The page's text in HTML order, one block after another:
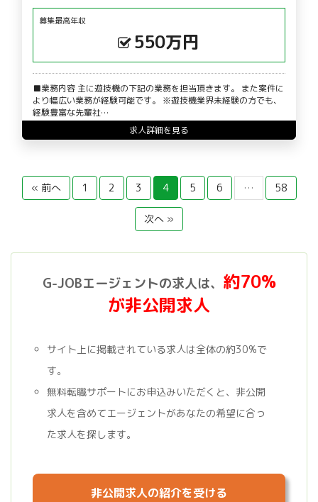
募集最高年収
550万円
■業務内容 主に遊技機の下記の業務を担当頂きます。 また案件に
より幅広い業務が経験可能です。 ※遊技機業界未経験の方でも、
経験豊富な先輩社…
求人詳細を見る
« 前へ 1 2 3 4 5 6 … 58
次へ »
G-JOBエージェントの求人は、 約70%
が非公開求人
サイト上に掲載されている求人は全体の約30%で
す。
無料転職サポートにお申込みいただくと、非公開
求人を含めてエージェントがあなたの希望に合っ
た求人を探します。
非公開求人の紹介を受ける